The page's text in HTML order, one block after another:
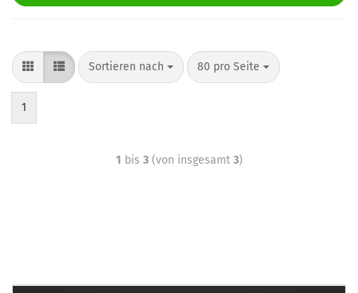
Sortieren nach 80 pro Seite
1
1 bis 3(von insgesamt 3)